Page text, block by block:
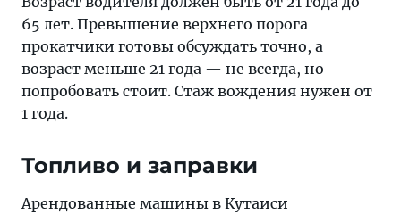
65 лет. Превышение верхнего порога
прокатчики готовы обсуждать точно, а
возраст меньше 21 года — не всегда, но
попробовать стоит. Стаж вождения нужен от
1 года.
Топливо и заправки
Арендованные машины в Кутаиси